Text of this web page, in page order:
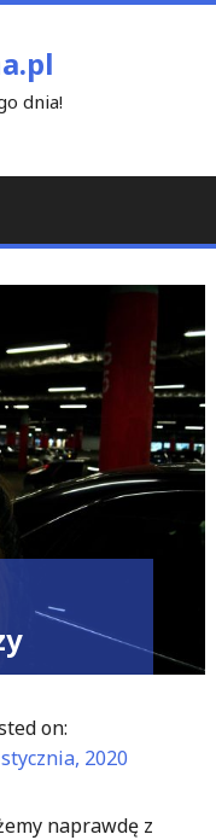
dnia!
on:
2020
naprawdę z